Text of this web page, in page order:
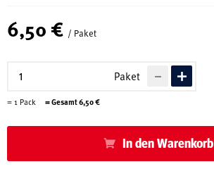
Infos
Service
Kontakt & Anfahrt
6,50 € / Paket
Paket
= 1 Pack = Gesamt6,50€
In den Warenkorb